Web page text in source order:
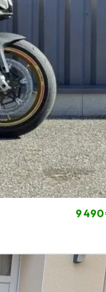
9 490